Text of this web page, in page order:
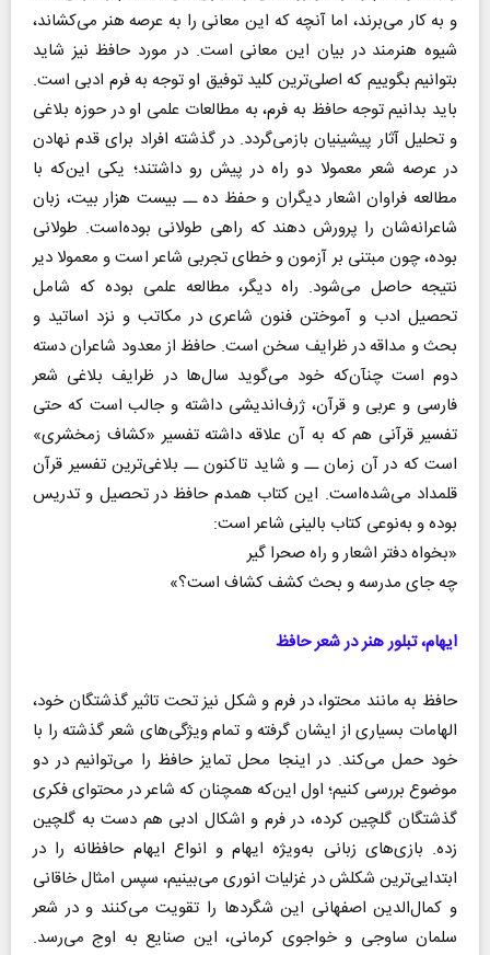
و به کار می‌برند، اما آنچه که این معانی را به عرصه هنر می‌کشاند،
شیوه هنرمند در بیان این معانی است. در مورد حافظ نیز شاید
بتوانیم بگوییم که اصلی‌ترین کلید توفیق او توجه به فرم ادبی است.
باید بدانیم توجه حافظ به فرم، به مطالعات علمی او در حوزه بلاغی
و تحلیل آثار پیشینیان بازمی‌گردد. در گذشته افراد برای قدم نهادن
در عرصه شعر معمولا دو راه در پیش رو داشتند؛ یکی این‌که با
مطالعه فراوان اشعار دیگران و حفظ ده ــ بیست هزار بیت، زبان
شاعرانه‌شان را پرورش دهند که راهی طولانی بوده‌است. طولانی
بوده، چون مبتنی بر آزمون و خطای تجربی شاعر است و معمولا دیر
نتیجه حاصل می‌شود. راه دیگر، مطالعه علمی بوده که شامل
تحصیل ادب و آموختن فنون شاعری در مکاتب و نزد اساتید و
بحث و مداقه در ظرایف سخن است. حافظ از معدود شاعران دسته
دوم است چنآن‌که خود می‌گوید سال‌ها در ظرایف بلاغی شعر
فارسی و عربی و قرآن، ژرف‌اندیشی داشته و جالب است که حتی
تفسیر قرآنی هم که به آن علاقه داشته تفسیر «کشاف زمخشری»
است که در آن زمان ــ و شاید تاکنون ــ بلاغی‌ترین تفسیر قرآن
قلمداد می‌شده‌است. این کتاب همدم حافظ در تحصیل و تدریس
بوده و به‌نوعی کتاب بالینی شاعر است:
«بخواه دفتر اشعار و راه صحرا گیر
چه جای مدرسه و بحث کشف کشاف است؟»
ایهام، تبلور هنر در شعر حافظ
حافظ به مانند محتوا، در فرم و شکل نیز تحت تاثیر گذشتگان خود،
الهامات بسیاری از ایشان گرفته و تمام ویژگی‌های شعر گذشته را با
خود حمل می‌کند. در اینجا محل تمایز حافظ را می‌توانیم در دو
موضوع بررسی کنیم؛ اول این‌که همچنان که شاعر در محتوای فکری
گذشتگان گلچین کرده، در فرم و اشکال ادبی هم دست به گلچین
زده. بازی‌های زبانی به‌ویژه ایهام و انواع ایهام حافظانه را در
ابتدایی‌ترین شکلش در غزلیات انوری می‌بینیم، سپس امثال خاقانی
و کمال‌الدین اصفهانی این شگرد‌ها را تقویت می‌کنند و در شعر
سلمان ساوجی و خواجوی کرمانی، این صنایع به اوج می‌رسد.